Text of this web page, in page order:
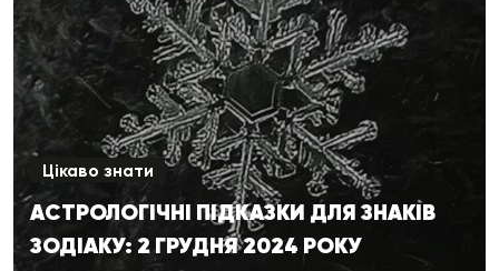
Цікаво знати
АСТРОЛОГІЧНІ ПІДКАЗКИ ДЛЯ ЗНАКІВ
ЗОДІАКУ: 2 ГРУДНЯ 2024 РОКУ